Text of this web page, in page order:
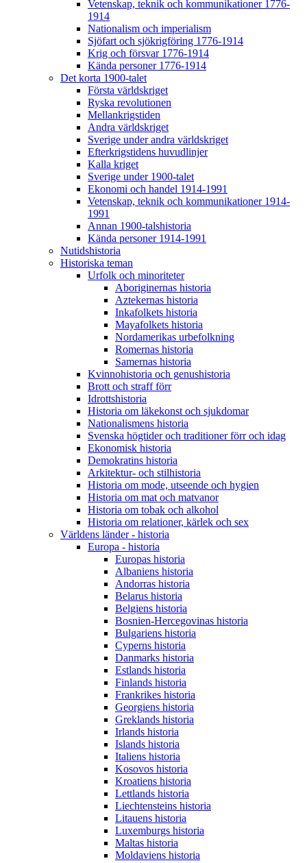
Vetenskap, teknik och kommunikationer 1776-
1914
Nationalism och imperialism
Sjöfart och sjökrigföring 1776-1914
Krig och försvar 1776-1914
Kända personer 1776-1914
Det korta 1900-talet
Första världskriget
Ryska revolutionen
Mellankrigstiden
Andra världskriget
Sverige under andra världskriget
Efterkrigstidens huvudlinjer
Kalla kriget
Sverige under 1900-talet
Ekonomi och handel 1914-1991
Vetenskap, teknik och kommunikationer 1914-
1991
Annan 1900-talshistoria
Kända personer 1914-1991
Nutidshistoria
Historiska teman
Urfolk och minoriteter
Aboriginernas historia
Aztekernas historia
Inkafolkets historia
Mayafolkets historia
Nordamerikas urbefolkning
Romernas historia
Samernas historia
Kvinnohistoria och genushistoria
Brott och straff förr
Idrottshistoria
Historia om läkekonst och sjukdomar
Nationalismens historia
Svenska högtider och traditioner förr och idag
Ekonomisk historia
Demokratins historia
Arkitektur- och stilhistoria
Historia om mode, utseende och hygien
Historia om mat och matvanor
Historia om tobak och alkohol
Historia om relationer, kärlek och sex
Världens länder - historia
Europa - historia
Europas historia
Albaniens historia
Andorras historia
Belarus historia
Belgiens historia
Bosnien-Hercegovinas historia
Bulgariens historia
Cyperns historia
Danmarks historia
Estlands historia
Finlands historia
Frankrikes historia
Georgiens historia
Greklands historia
Irlands historia
Islands historia
Italiens historia
Kosovos historia
Kroatiens historia
Lettlands historia
Liechtensteins historia
Litauens historia
Luxemburgs historia
Maltas historia
Moldaviens historia